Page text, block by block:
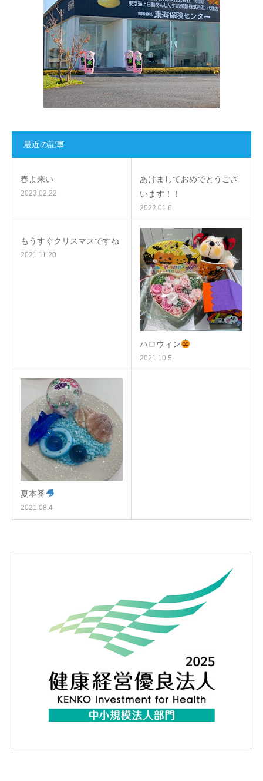
最近の記事
春よ来い
2023.02.22
あけましておめでとうござ
います！！
2022.01.6
もうすぐクリスマスですね
2021.11.20
ハロウィン
2021.10.5
夏本番
2021.08.4